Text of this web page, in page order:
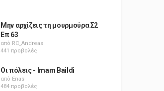
Μην αρχίζεις τη μουρμούρα Σ2
Επ 63
από RC_Andreas
441 προβολές
Οι πόλεις - Imam Baildi
από Enas
484 προβολές